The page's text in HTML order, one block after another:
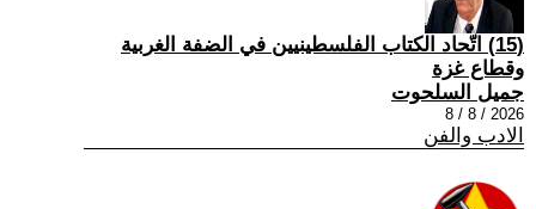
(15) اتّحاد الكتاب الفلسطينيين في الضفة الغربية
وقطاع غزة
جميل السلحوت
2026 / 8 / 8
الادب والفن